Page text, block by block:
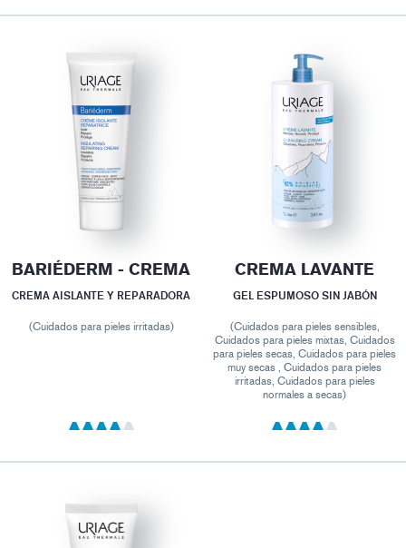
BARIÉDERM - CREMA
CREMA AISLANTE Y REPARADORA
(Cuidados para pieles irritadas)
CREMA LAVANTE
GEL ESPUMOSO SIN JABÓN
(Cuidados para pieles sensibles,
Cuidados para pieles mixtas, Cuidados
para pieles secas, Cuidados para pieles
muy secas , Cuidados para pieles
irritadas, Cuidados para pieles
normales a secas)